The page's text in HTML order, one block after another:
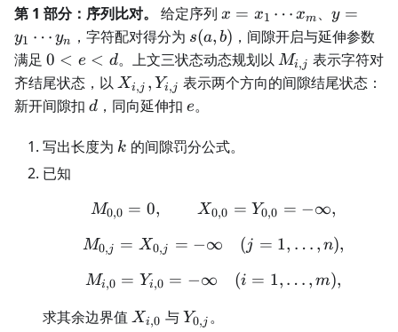
第 1 部分：序列比对。 给定序列 x=x_1\cdots
x_m
x = x1 ⋯ xm 、
y_n
y =
y1 ⋯ yn ，字符配对得分为 s(a,b)
s(a, b) ，间隙开启与延伸参数
满足 0<e<d
0 < e < d。上文三状态动态规划以 M_{i,j}
Mi,j 表示字符对
齐结尾状态，以 X_{i,j},Y_{i,j}
Xi,j , Yi,j 表示两个方向的间隙结尾状态：
新开间隙扣 d
d ，同向延伸扣 e
e。
写出长度为 k
k 的间隙罚分公式。
已知
M_{0,0}=0,\qquad
M0,0 = 0, X0,0 = Y0,0 = −∞,
M_{0,j}=X_{0,j}=-
M0,j = X0,j = −∞ (j = 1, … , n),
M_{i,0}=Y_{i,0}=-
Mi,0 = Yi,0 = −∞ (i = 1, … , m),
求其余边界值 X_{i,0}
Xi,0 与Y_{0,j}
Y0,j 。